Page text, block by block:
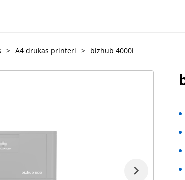
> A4 drukas printeri > bizhub 4000i